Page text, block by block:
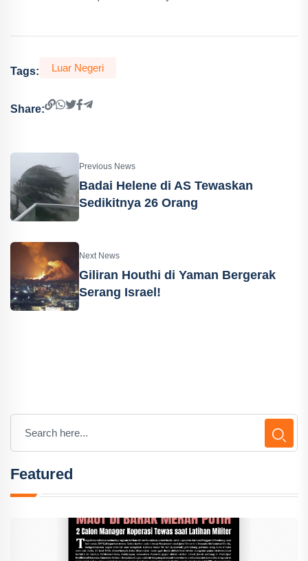
Tags: Luar Negeri
Share:
Previous News
Badai Helene di AS Tewaskan
Sedikitnya 26 Orang
Next News
Giliran Houthi di Yaman Bergerak
Serang Israel!
Featured